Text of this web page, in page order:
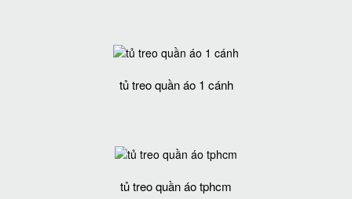
tủ treo quần áo 1 cánh
tủ treo quần áo tphcm